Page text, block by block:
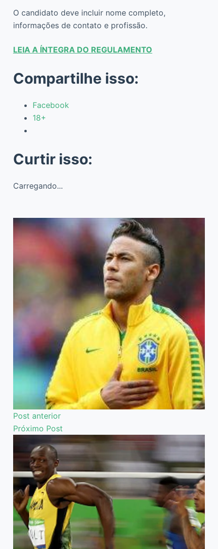
O candidato deve incluir nome completo,
informações de contato e profissão.
LEIA A ÍNTEGRA DO REGULAMENTO
Compartilhe isso:
Facebook
18+
Curtir isso:
Carregando...
Post anterior
Próximo Post